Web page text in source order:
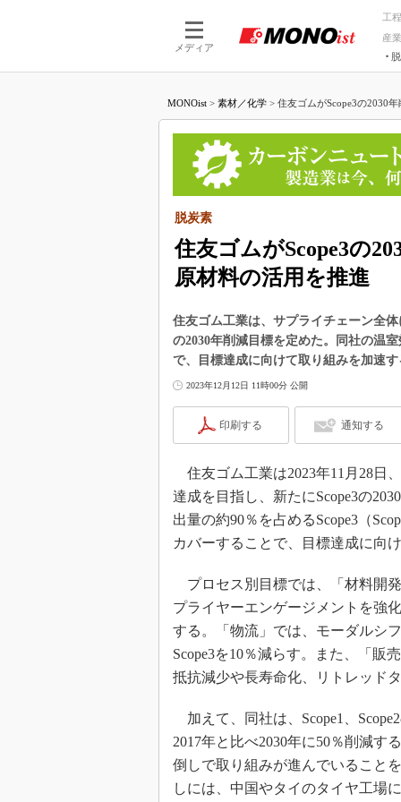
メディア
工
産
つながる工場
つながるサー
AI×設備
MONOist > 素材／化学 > 住友ゴムがScope3の2030
住友ゴムがScope3の
原材料の活用を推進
脱炭素
住友ゴム工業は、サプライチェーン全
の2030年削減目標を定めた。同社の温
で、目標達成に向けて取り組みを加速す
2023年12月12日 11時00分 公開
印刷する 通知する
住友ゴム工業は2023年11月28日
達成を目指し、新たにScope3の
出量の約90％を占めるScope3（
カバーすることで、目標達成に向
プロセス別目標では、「材料開
プライヤーエンゲージメントを強
する。「物流」では、モーダルシ
Scope3を10％減らす。また、「販
抵抗減少や長寿命化、リトレッド
加えて、同社は、Scope1、
2017年と比べ2030年に50％削減す
倒しで取り組みが進んでいること
しには、中国やタイのタイヤ工場